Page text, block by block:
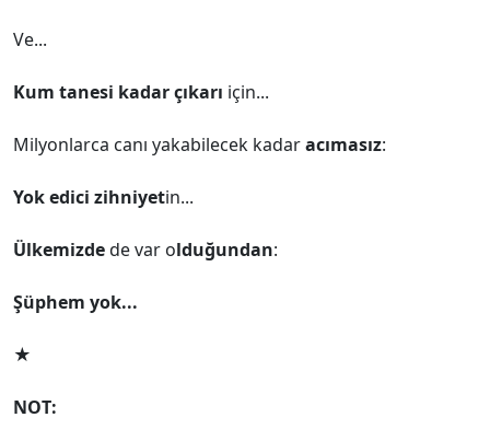
Ve...
Kum tanesi kadar çıkarı için...
Milyonlarca canı yakabilecek kadaracımasız:
Yok edici zihniyetin...
Ülkemizdede var olduğundan:
Şüphem yok...
★
NOT: